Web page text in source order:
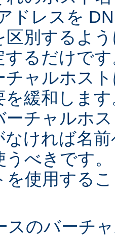
ドレスを
区別するよ
するだけで
チャルホス
を緩和しま
ーチャルホ
なければ名
うべきです
を使用する
スのバーチ